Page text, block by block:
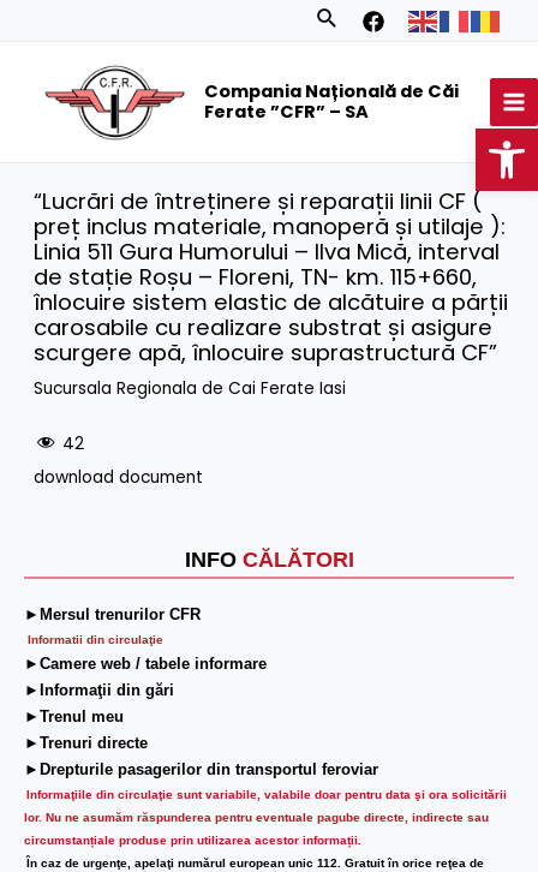
Search
Compania Națională de Căi
Ferate ”CFR” – SA
INFO CĂLĂTORI
►Mersul trenurilor CFR
Informatii din circulaţie
►Camere web / tabele informare
►Informaţii din gări
►Trenul meu
►Trenuri directe
►Drepturile pasagerilor din transportul feroviar
Informaţiile din circulaţie sunt variabile, valabile doar pentru data şi ora solicitării
lor. Nu ne asumăm răspunderea pentru eventuale pagube directe, indirecte sau
circumstanțiale produse prin utilizarea acestor informații.
În caz de urgenţe, apelaţi numărul european unic 112. Gratuit în orice reţea de
“Lucrări de întreținere și reparații linii CF (
preț inclus materiale, manoperă și utilaje ):
Linia 511 Gura Humorului – Ilva Mică, interval
de stație Roșu – Floreni, TN- km. 115+660,
înlocuire sistem elastic de alcătuire a părții
carosabile cu realizare substrat și asigure
scurgere apă, înlocuire suprastructură CF”
Sucursala Regionala de Cai Ferate Iasi
42
download document